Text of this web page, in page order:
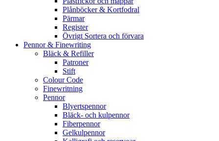
Plånböcker & Kortfodral
Pärmar
Register
Övrigt Sortera och förvara
Pennor & Finewriting
Bläck & Refiller
Patroner
Stift
Colour Code
Finewritning
Pennor
Blyertspennor
Bläck- och kulpennor
Fiberpennor
Gelkulpennor